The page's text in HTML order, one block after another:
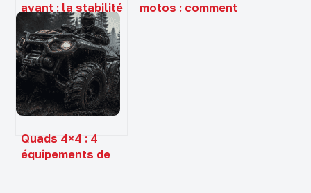
avant : la stabilité
absolue pour vos
trajets urbains
motos : comment
Quads 4×4 : 4
équipements de